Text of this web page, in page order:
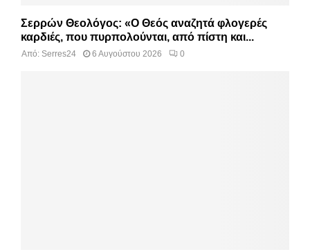
Σερρών Θεολόγος: «Ο Θεός αναζητά φλογερές
καρδιές, που πυρπολούνται, από πίστη και...
Από: Serres24 6 Αυγούστου 2026 0